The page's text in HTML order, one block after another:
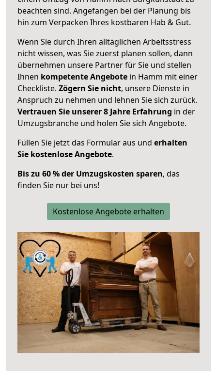
beachten sind. Angefangen bei der Planung bis
hin zum Verpacken Ihres kostbaren Hab & Gut.
Wenn Sie durch Ihren alltäglichen Arbeitsstress
nicht wissen, was Sie zuerst planen sollen, dann
übernehmen unsere Partner für Sie und stellen
Ihnen kompetente Angebote in Hamm mit einer
Checkliste. Zögern Sie nicht, unsere Dienste in
Anspruch zu nehmen und lehnen Sie sich zurück.
Vertrauen Sie unserer 8 Jahre Erfahrung in der
Umzugsbranche und holen Sie sich Angebote.
Füllen Sie jetzt das Formular aus und erhalten
Sie kostenlose Angebote.
Bis zu 60 % der Umzugskosten sparen, das
finden Sie nur bei uns!
Kostenlose Angebote erhalten